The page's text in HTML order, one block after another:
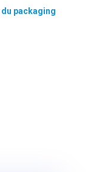
packaging